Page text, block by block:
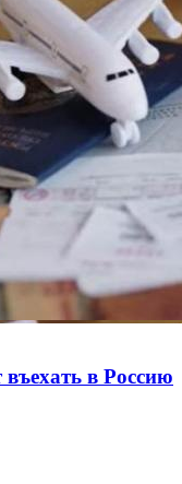
в Россию